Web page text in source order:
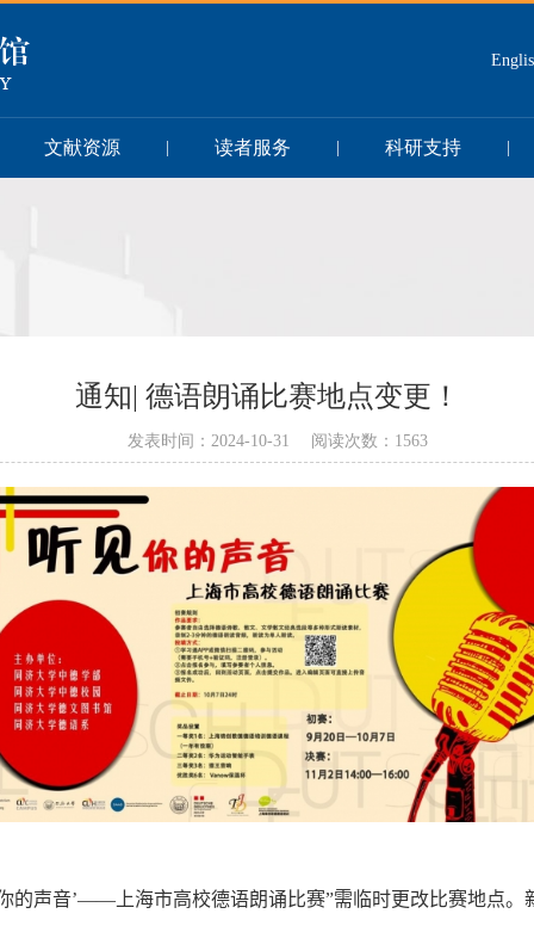
文献资源 读者服务 科研支持
通知| 德语朗诵比赛地点变更！
发表时间：2024-10-31 阅读次数：1563
的声音’——上海市高校德语朗诵比赛”需临时更改比赛地点。